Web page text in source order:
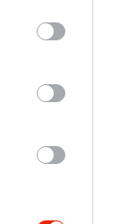
may click to
tags to
Google
egy